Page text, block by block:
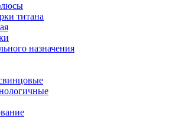
титана
назначения